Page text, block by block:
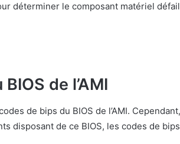
déterminer le composant matériel
de l’AMI
de bips du BIOS de l’AMI.
disposant de ce BIOS, les codes de